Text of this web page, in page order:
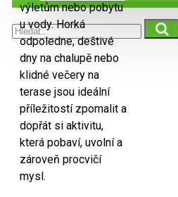
výletům nebo pobytu
u vody. Horká
odpoledne, deštivé
dny na chalupě nebo
klidné večery na
terase jsou ideální
příležitostí zpomalit a
dopřát si aktivitu,
která pobaví, uvolní a
zároveň procvičí
mysl.